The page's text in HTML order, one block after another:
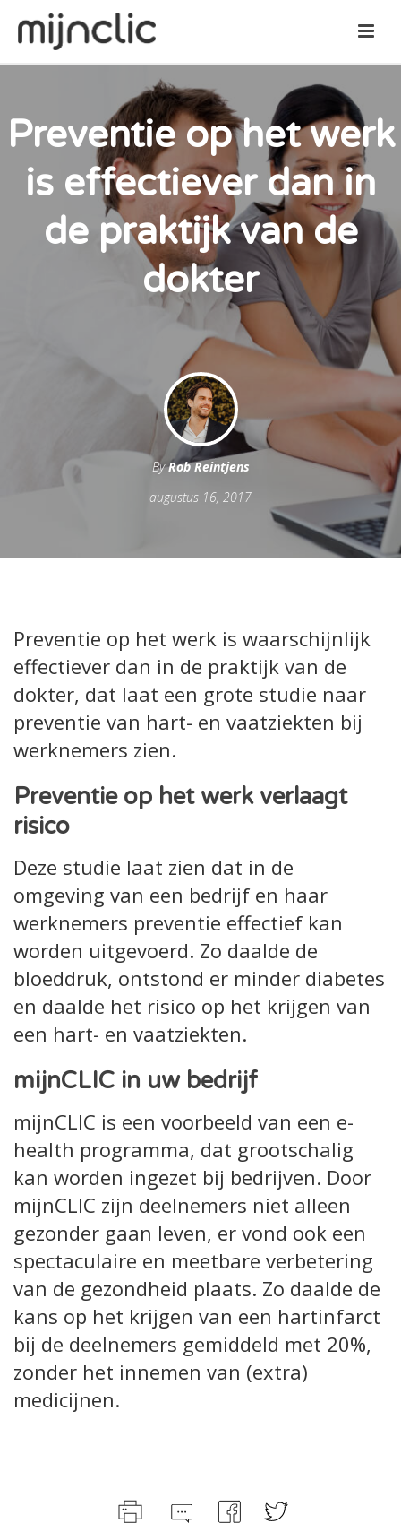
Preventie op het werk
is effectiever dan in
de praktijk van de
dokter
ByRob Reintjens
augustus 16, 2017
Preventie op het werk is waarschijnlijk
effectiever dan in de praktijk van de
dokter, dat laat een grote studie naar
preventie van hart- en vaatziekten bij
werknemers zien.
Preventie op het werk verlaagt
risico
Deze studie laat zien dat in de
omgeving van een bedrijf en haar
werknemers preventie effectief kan
worden uitgevoerd. Zo daalde de
bloeddruk, ontstond er minder diabetes
en daalde het risico op het krijgen van
een hart- en vaatziekten.
mijnCLIC in uw bedrijf
mijnCLIC is een voorbeeld van een e-
health programma, dat grootschalig
kan worden ingezet bij bedrijven. Door
mijnCLIC zijn deelnemers niet alleen
gezonder gaan leven, er vond ook een
spectaculaire en meetbare verbetering
van de gezondheid plaats. Zo daalde de
kans op het krijgen van een hartinfarct
bij de deelnemers gemiddeld met 20%,
zonder het innemen van (extra)
medicijnen.